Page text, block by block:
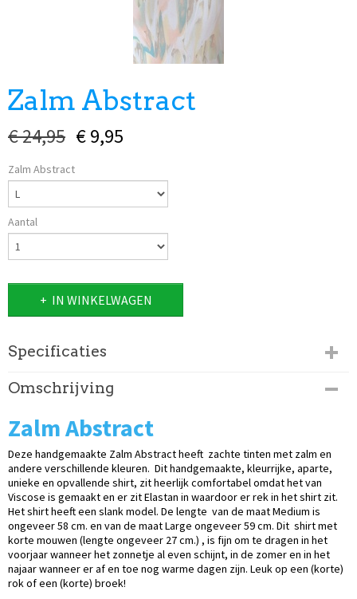
Zalm Abstract
€ 24,95 € 9,95
Zalm Abstract
Aantal
IN WINKELWAGEN
Specificaties
Productcode
205-317
Omschrijving
Zalm Abstract
Deze handgemaakte Zalm Abstract heeft zachte tinten met zalm en
andere verschillende kleuren. Dit handgemaakte, kleurrijke, aparte,
unieke en opvallende shirt, zit heerlijk comfortabel omdat het van
Viscose is gemaakt en er zit Elastan in waardoor er rek in het shirt zit.
Het shirt heeft een slank model. De lengte van de maat Medium is
ongeveer 58 cm. en van de maat Large ongeveer 59 cm. Dit shirt met
korte mouwen (lengte ongeveer 27 cm.) , is fijn om te dragen in het
voorjaar wanneer het zonnetje al even schijnt, in de zomer en in het
najaar wanneer er af en toe nog warme dagen zijn. Leuk op een (korte)
rok of een (korte) broek!